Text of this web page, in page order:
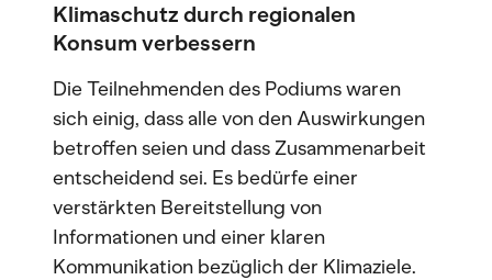
Klimaschutz durch regionalen
Konsum verbessern
Die Teilnehmenden des Podiums waren
sich einig, dass alle von den Auswirkungen
betroffen seien und dass Zusammenarbeit
entscheidend sei. Es bedürfe einer
verstärkten Bereitstellung von
Informationen und einer klaren
Kommunikation bezüglich der Klimaziele.